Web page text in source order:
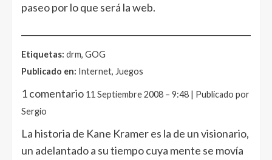
paseo por lo que será la web.
Etiquetas: drm, GOG
Publicado en: Internet, Juegos
1 comentario 11 Septiembre 2008 – 9:48 | Publicado por
Sergio
La historia de Kane Kramer es la de un visionario,
un adelantado a su tiempo cuya mente se movía